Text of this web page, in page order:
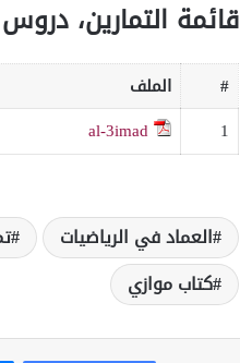
قائمة التمارين، دروس
# الملف
1
al-3imad
العماد في الرياضيات
كتاب موازي